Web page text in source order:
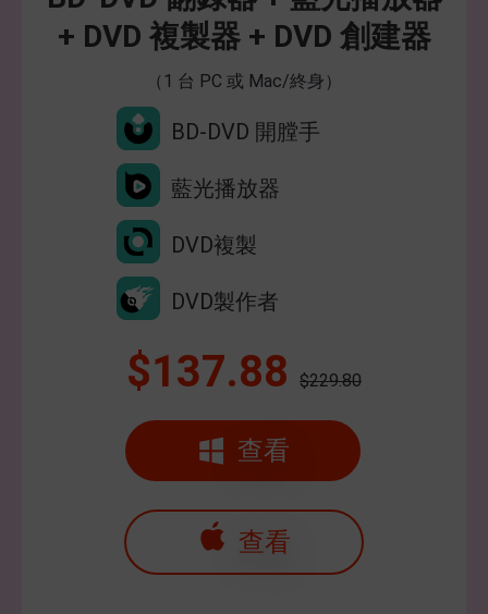
+ DVD 複製器 + DVD 創建器
（1 台 PC 或 Mac/終身）
BD-DVD 開膛手
藍光播放器
DVD複製
DVD製作者
$137.88 $229.80
查看
查看